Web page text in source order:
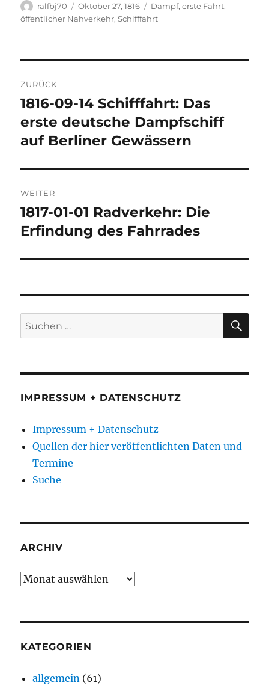
Autor
ralfbj70
Veröffentlicht
am
Oktober 27, 1816 Kategorien
Dampf,erste Fahrt,
öffentlicher Nahverkehr,Schifffahrt
ZURÜCK
Vorheriger
Beitrag:
1816-09-14 Schifffahrt: Das
erste deutsche Dampfschiff
auf Berliner Gewässern
WEITER
Nächster
Beitrag:
1817-01-01 Radverkehr: Die
Erfindung des Fahrrades
Suchen
nach:
IMPRESSUM + DATENSCHUTZ
Impressum + Datenschutz
Quellen der hier veröffentlichten Daten und
Termine
Suche
ARCHIV
Archiv
KATEGORIEN
allgemein (61)